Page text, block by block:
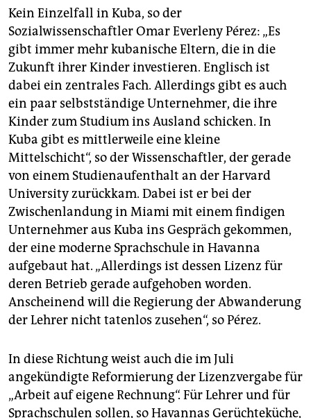
Kein Einzelfall in Kuba, so der
Sozialwissenschaftler Omar Everleny Pérez: „Es
gibt immer mehr kubanische Eltern, die in die
Zukunft ihrer Kinder investieren. Englisch ist
dabei ein zentrales Fach. Allerdings gibt es auch
ein paar selbstständige Unternehmer, die ihre
Kinder zum Studium ins Ausland schicken. In
Kuba gibt es mittlerweile eine kleine
Mittelschicht“, so der Wissenschaftler, der gerade
von einem Studienaufenthalt an der Harvard
University zurückkam. Dabei ist er bei der
Zwischenlandung in Miami mit einem findigen
Unternehmer aus Kuba ins Gespräch gekommen,
der eine moderne Sprachschule in Havanna
aufgebaut hat. „Allerdings ist dessen Lizenz für
deren Betrieb gerade aufgehoben worden.
Anscheinend will die Regierung der Abwanderung
der Lehrer nicht tatenlos zusehen“, so Pérez.
In diese Richtung weist auch die im Juli
angekündigte Reformierung der Lizenzvergabe für
„Arbeit auf eigene Rechnung“. Für Lehrer und für
Sprachschulen sollen, so Havannas Gerüchteküche,